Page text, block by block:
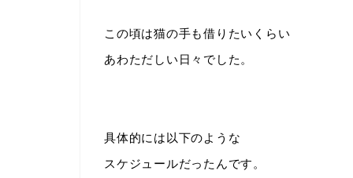
この頃は猫の手も借りたいくらい
あわただしい日々でした。
具体的には以下のような
スケジュールだったんです。